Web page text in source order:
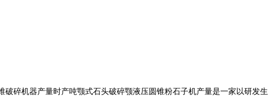
碎机器产量时产吨颚式石头破碎颚液压圆锥粉石子机产量是一家以研发生